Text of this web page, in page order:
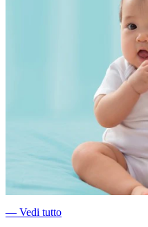
― Vedi tutto